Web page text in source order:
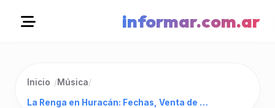
informar.com.ar
Inicio /Música/
La Renga en Huracán: Fechas, Venta de Entradas y Regreso a Capital Federal